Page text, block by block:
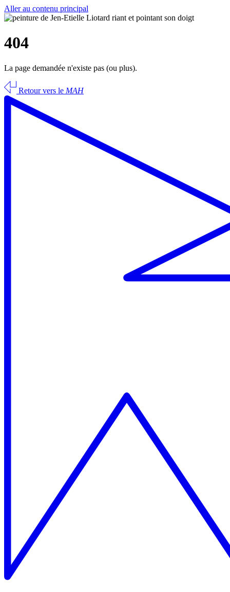
Aller au contenu principal
404
La page demandée n'existe pas (ou plus).
Retour vers le MAH